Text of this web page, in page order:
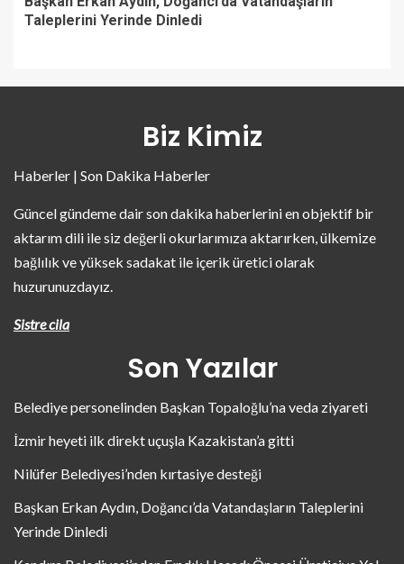
Taleplerini Yerinde Dinledi
Biz Kimiz
Haberler | Son Dakika Haberler
Güncel gündeme dair son dakika haberlerini en objektif bir
aktarım dili ile siz değerli okurlarımıza aktarırken, ülkemize
bağlılık ve yüksek sadakat ile içerik üretici olarak
huzurunuzdayız.
Sistre cila
Son Yazılar
Belediye personelinden Başkan Topaloğlu’na veda ziyareti
İzmir heyeti ilk direkt uçuşla Kazakistan’a gitti
Nilüfer Belediyesi’nden kırtasiye desteği
Başkan Erkan Aydın, Doğancı’da Vatandaşların Taleplerini
Yerinde Dinledi